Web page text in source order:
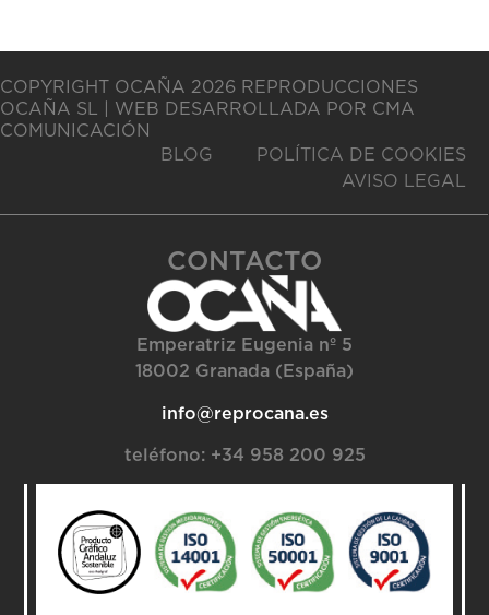
COPYRIGHT OCAÑA 2026 REPRODUCCIONES
OCAÑA SL | WEB DESARROLLADA POR CMA
COMUNICACIÓN
BLOG
POLÍTICA DE COOKIES
AVISO LEGAL
CONTACTO
Emperatriz Eugenia nº 5
18002 Granada (España)
info@reprocana.es
teléfono: +34 958 200 925